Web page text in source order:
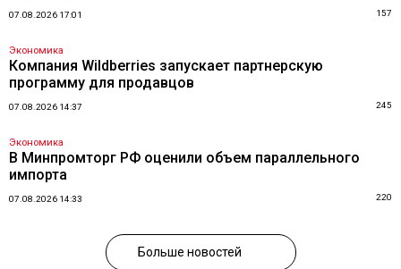
07.08.2026 17:01 157
Экономика
Компания Wildberries запускает партнерскую
программу для продавцов
07.08.2026 14:37 245
Экономика
В Минпромторг РФ оценили объем параллельного
импорта
07.08.2026 14:33 220
Больше новостей